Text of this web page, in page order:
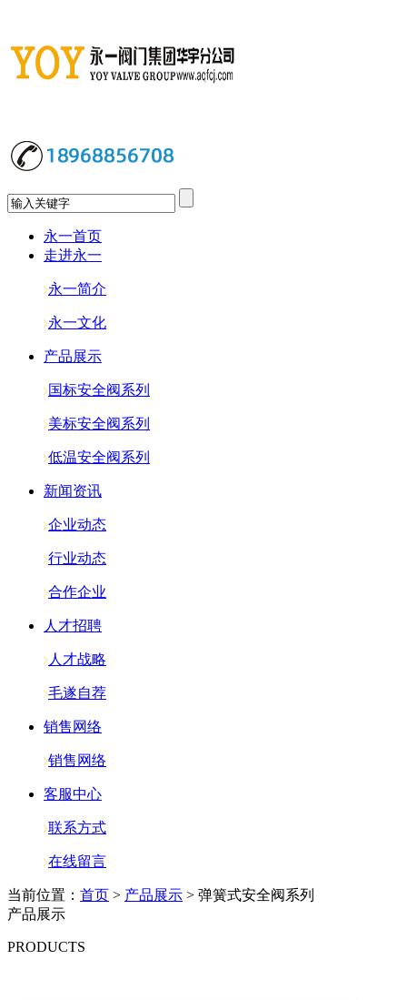
永一首页
走进永一
永一简介
永一文化
产品展示
国标安全阀系列
美标安全阀系列
低温安全阀系列
新闻资讯
企业动态
行业动态
合作企业
人才招聘
人才战略
毛遂自荐
销售网络
销售网络
客服中心
联系方式
在线留言
当前位置： 首页 > 产品展示 > 弹簧式安全阀系列
产品展示
PRODUCTS